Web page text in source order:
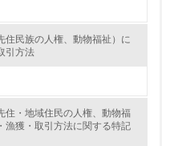
っている
をし、具体的な削
住民族の人権、動物福祉）に
引方法
住・地域住民の人権、動物福
漁獲・取引方法に関する特記